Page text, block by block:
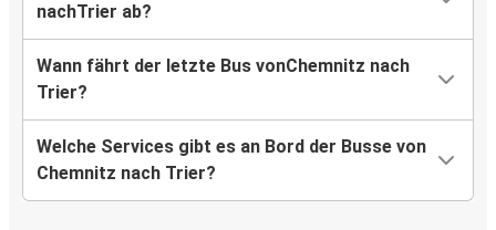
nachTrier ab?
Wann fährt der letzte Bus vonChemnitz nach
Trier?
Welche Services gibt es an Bord der Busse von
Chemnitz nach Trier?